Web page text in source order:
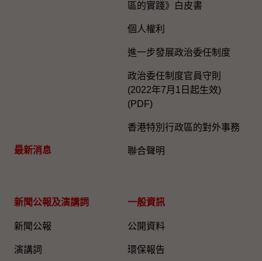
最新消息
區的實踐》白皮書
個人權利
進一步發展政治委任制度
政治委任制度官員守則
(2022年7月1日起生效)
(PDF)
香港特別行政區的對外事務
聯合聲明
新聞公報及演講詞
新聞公報
演講詞
一般資訊​
公開資料
環保報告